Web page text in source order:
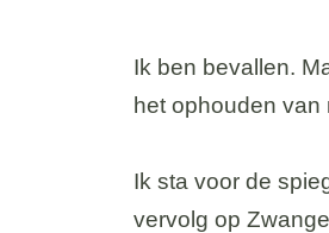
Ik ben bevallen.
het ophouden
Ik sta voor de
vervolg op